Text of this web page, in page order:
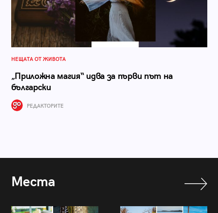
НЕЩАТА ОТ ЖИВОТА
„Приложна магия“ идва за първи път на
български
РЕДАКТОРИТЕ
Места